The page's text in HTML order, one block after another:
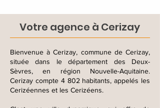
Votre agence à Cerizay
Bienvenue à Cerizay, commune de Cerizay,
située dans le département des Deux-
Sèvres, en région Nouvelle-Aquitaine.
Cerizay compte 4 802 habitants, appelés les
Cerizéennes et les Cerizéens.